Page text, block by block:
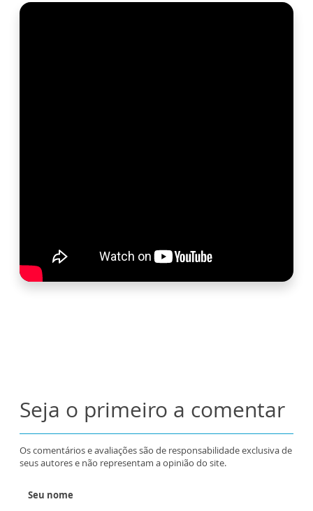
Seja o primeiro a comentar
Os comentários e avaliações são de responsabilidade exclusiva de
seus autores e não representam a opinião do site.
Seu nome